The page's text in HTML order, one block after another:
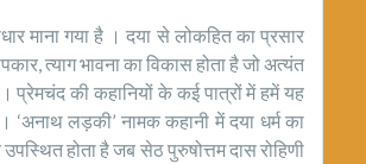
माना गया है । दया से लोकहित का प्रसार
त्याग भावना का विकास होता है जो अत्यंत
प्रेमचंद की कहानियों के कई पात्रों में हमें यह
‘अनाथ लड़की’ नामक कहानी में दया धर्म का
होता है जब सेठ पुरुषोत्तम दास रोहिणी